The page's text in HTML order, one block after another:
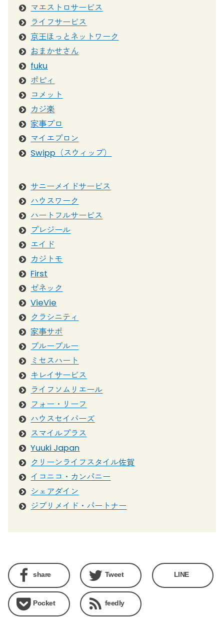
マエストロサービス
ライフサービス
京王ほっとネットワーク
おまかせさん
fuku
ポピィ
コメット
カジ楽
家事プロ
マイエプロン
Swipp（スウィップ）
サニーメイドサービス
ハウスワーク
ハートフルサービス
プレジール
エイド
カジトモ
First
ゼネック
VieVie
クラシニティ
家事サポ
ブルーブルー
ミセスハート
キレイサービス
ライフソムリエール
フォー・リーフ
ハウスセイバーズ
スマイルプラス
Yuuki Japan
クリーンライフスタイル佐賀
イコニコ・カンパニー
シェアダイン
ジブリメイド・パートナー
share Tweet LINE
Pocket feedly